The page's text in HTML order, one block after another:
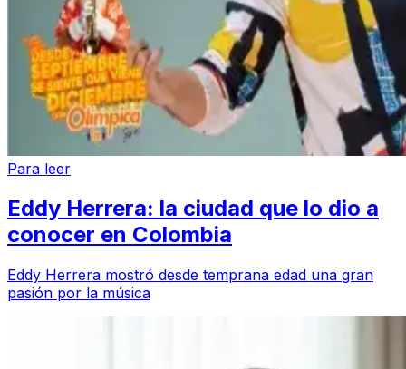
Para leer
Eddy Herrera: la ciudad que lo dio a
conocer en Colombia
Eddy Herrera mostró desde temprana edad una gran
pasión por la música